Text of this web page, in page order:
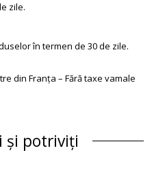
zile.
în termen de 30 de zile.
din Franța – Fără taxe vamale
și potriviți